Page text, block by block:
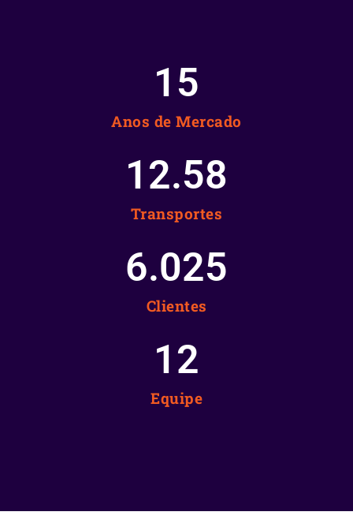
Anos de Mercado
15
Transportes
12.58
Clientes
6.025
Equipe
12